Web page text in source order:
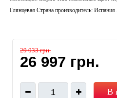
Глянцевая Страна производитель:
29 033 грн.
26 997 грн.
1 В